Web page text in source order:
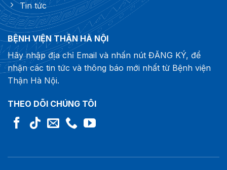
Tin tức
BỆNH VIỆN THẬN HÀ NỘI
Hãy nhập địa chỉ Email và nhấn nút ĐĂNG KÝ, để
nhận các tin tức và thông báo mới nhất từ Bệnh viện
Thận Hà Nội.
THEO DÕI CHÚNG TÔI